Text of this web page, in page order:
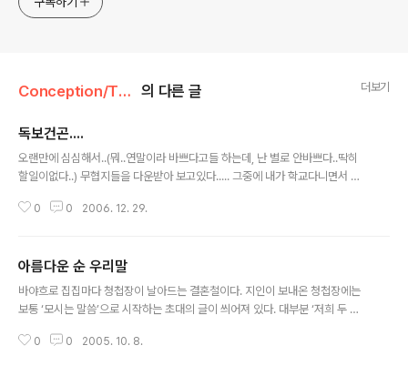
Conception/Things 의 다른 글 더보기
독보건곤....
오랜만에 심심해서..(뭐..연말이라 바쁘다고들 하는데, 난 별로 안바쁘다..딱히
할일이없다..) 무협지들을 다운받아 보고있다..... 그중에 내가 학교다니면서 정
리며 읽어보고 있는데, 역시 잘쓴다..... 그중에서 제일 감명깊게 읽었던 "독보건
문의 원한을 갚기위한 고독한 행보를 걷고있는 주인공이라는 뻔한 내용들을, 그
만의 필체와, 절제된 문장들로 아련하게 묘사해 나가고 있었다.......... 특히 주인
공과 그가 일생동안 단 한번 사랑을 하게 된 여인과의 애틋한 상..
0 0 2006. 12. 29.
아름다운 순 우리말
바야흐로 집집마다 청첩장이 날아드는 결혼철이다. 지인이 보내온 청첩장에는
보통 ‘모시는 말씀’으로 시작하는 초대의 글이 씌어져 있다. 대부분 ‘저희 두 사
기 일쑤다. 이렇게 흔하고 평범한 청첩장 문구 대신 토박이말이나 옛말로 특색
0 0 2005. 10. 8.